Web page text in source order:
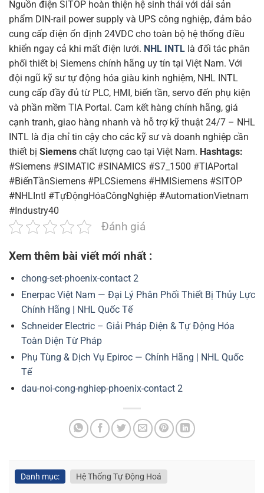
Nguồn điện SITOP hoàn thiện hệ sinh thái với dải sản
phẩm DIN-rail power supply và UPS công nghiệp, đảm bảo
cung cấp điện ổn định 24VDC cho toàn bộ hệ thống điều
khiển ngay cả khi mất điện lưới. NHL INTL là đối tác phân
phối thiết bị Siemens chính hãng uy tín tại Việt Nam. Với
đội ngũ kỹ sư tự động hóa giàu kinh nghiệm, NHL INTL
cung cấp đầy đủ từ PLC, HMI, biến tần, servo đến phụ kiện
và phần mềm TIA Portal. Cam kết hàng chính hãng, giá
cạnh tranh, giao hàng nhanh và hỗ trợ kỹ thuật 24/7 – NHL
INTL là địa chỉ tin cậy cho các kỹ sư và doanh nghiệp cần
thiết bị Siemens chất lượng cao tại Việt Nam. Hashtags:
#Siemens #SIMATIC #SINAMICS #S7_1500 #TIAPortal
#BiếnTầnSiemens #PLCSiemens #HMISiemens #SITOP
#NHLIntl #TựĐộngHóaCôngNghiệp #AutomationVietnam
#Industry40
Đánh giá
Xem thêm bài viết mới nhất :
chong-set-phoenix-contact 2
Enerpac Việt Nam — Đại Lý Phân Phối Thiết Bị Thủy Lực
Chính Hãng | NHL Quốc Tế
Schneider Electric – Giải Pháp Điện & Tự Động Hóa
Toàn Diện Từ Pháp
Phụ Tùng & Dịch Vụ Epiroc — Chính Hãng | NHL Quốc
Tế
dau-noi-cong-nghiep-phoenix-contact 2
Danh mục: Hệ Thống Tự Động Hoá